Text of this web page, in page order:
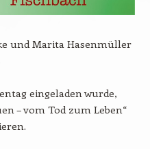
und Marita Hasenmüller
eingeladen wurde,
– vom Tod zum Leben“